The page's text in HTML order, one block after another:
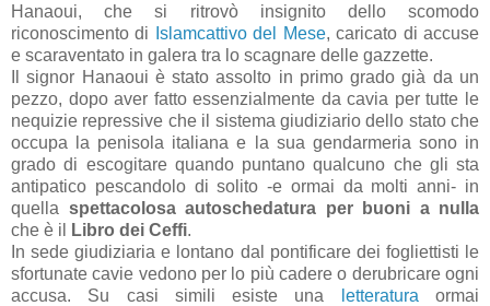
Hanaoui, che si ritrovò insignito dello scomodo
riconoscimento di
Islamcattivo del Mese, caricato di accuse
e scaraventato in galera tra lo scagnare delle gazzette.
Il signor Hanaoui è stato assolto in primo grado già da un
pezzo, dopo aver fatto essenzialmente da cavia per tutte le
nequizie repressive che il sistema giudiziario dello stato che
occupa la penisola italiana e la sua gendarmeria sono in
grado di escogitare quando puntano qualcuno che gli sta
antipatico pescandolo di solito -e ormai da molti anni- in
quella spettacolosa autoschedatura per buoni a nulla
che è il
Libro dei Ceffi.
In sede giudiziaria e lontano dal pontificare dei fogliettisti le
sfortunate cavie vedono per lo più cadere o derubricare ogni
accusa. Su casi simili esiste una
letteratura ormai